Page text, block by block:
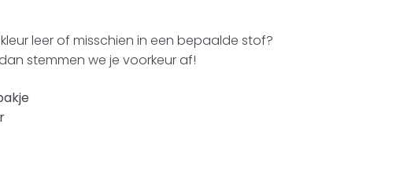
leer of misschien in een bepaalde stof?
stemmen we je voorkeur af!